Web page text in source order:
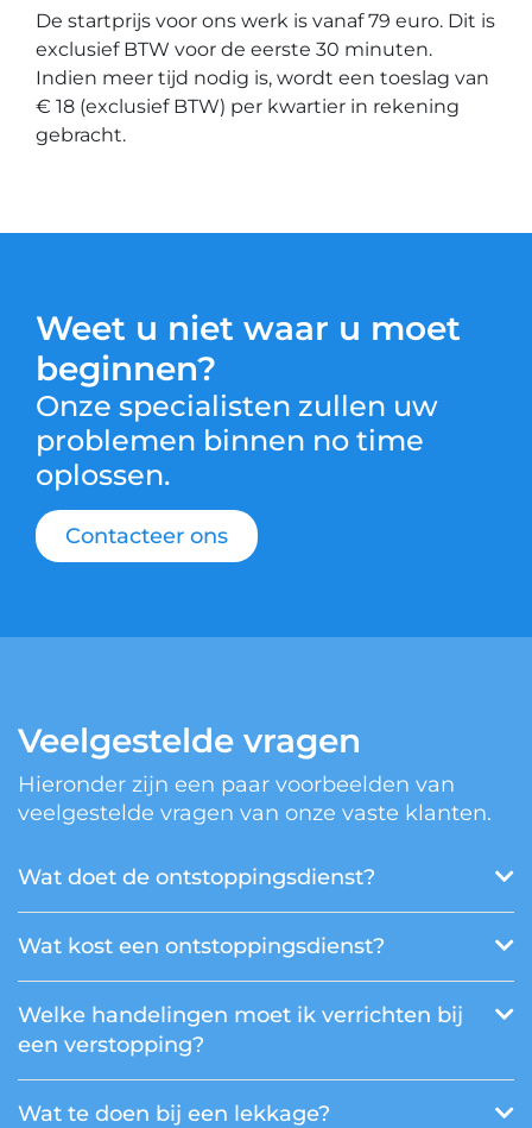
De startprijs voor ons werk is vanaf 79 euro. Dit is
exclusief BTW voor de eerste 30 minuten.
Indien meer tijd nodig is, wordt een toeslag van
€ 18 (exclusief BTW) per kwartier in rekening
gebracht.
Weet u niet waar u moet
beginnen?
Onze specialisten zullen uw
problemen binnen no time
oplossen.
Contacteer ons
Veelgestelde vragen
Hieronder zijn een paar voorbeelden van
veelgestelde vragen van onze vaste klanten.
Wat doet de ontstoppingsdienst?
Wat kost een ontstoppingsdienst?
Welke handelingen moet ik verrichten bij
een verstopping?
Wat te doen bij een lekkage?